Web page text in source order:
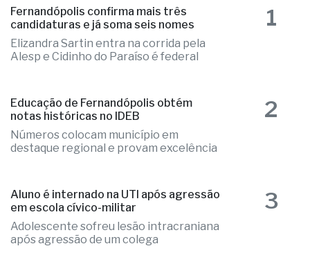
Fernandópolis confirma mais três
candidaturas e já soma seis nomes
Elizandra Sartin entra na corrida pela
Alesp e Cidinho do Paraíso é federal
1
Educação de Fernandópolis obtém
notas históricas no IDEB
Números colocam município em
destaque regional e provam excelência
2
Aluno é internado na UTI após agressão
em escola cívico-militar
Adolescente sofreu lesão intracraniana
após agressão de um colega
3